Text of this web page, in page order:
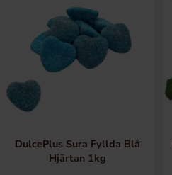
DulcePlus Sura Fyllda Blå
Hjärtan 1kg